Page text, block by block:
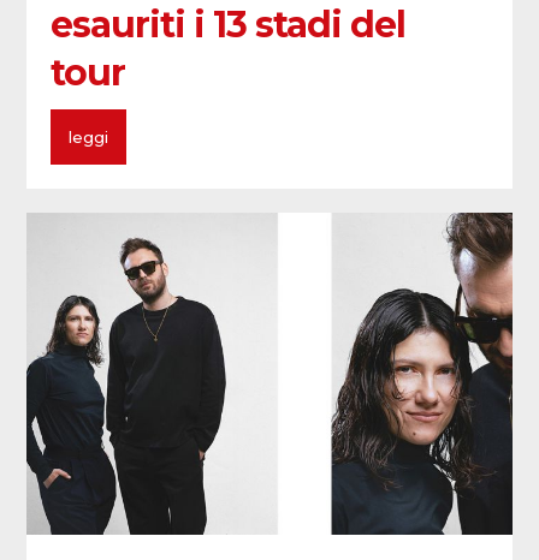
esauriti i 13 stadi del
tour
leggi